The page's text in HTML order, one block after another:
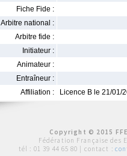
Fiche Fide :
Arbitre national :
Arbitre fide :
Initiateur :
Animateur :
Entraîneur :
Affiliation :
Licence B le 21/01/
Copyright © 2015
Fédération Française des
tél : 01 39 44 65 80 | contact :